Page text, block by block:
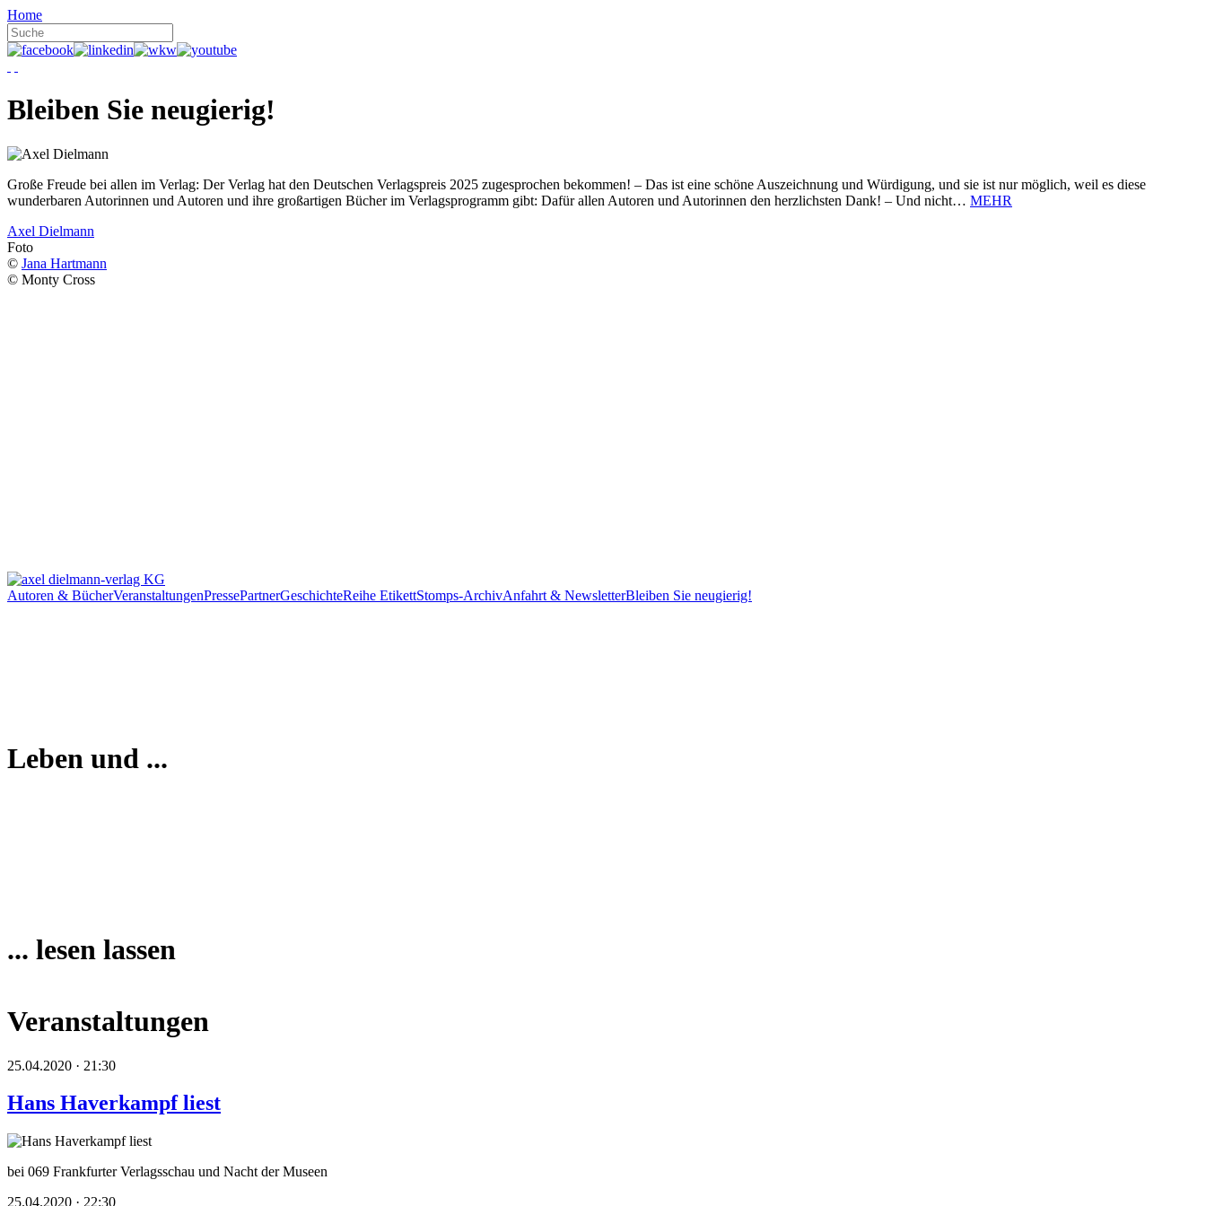
Home
Bleiben Sie neugierig!
Große Freude bei allen im Verlag: Der Verlag hat den Deutschen Verlagspreis 2025 zugesprochen bekommen! – Das ist eine schöne Auszeichnung und Würdigung, und sie ist nur möglich, weil es diese
wunderbaren Autorinnen und Autoren und ihre großartigen Bücher im Verlagsprogramm gibt: Dafür allen Autoren und Autorinnen den herzlichsten Dank! – Und nicht… MEHR
Axel Dielmann
Foto
© Jana Hartmann
© Monty Cross
Autoren & BücherVeranstaltungenPressePartnerGeschichteReihe EtikettStomps-ArchivAnfahrt & NewsletterBleiben Sie neugierig!
Leben und ...
... lesen lassen
Veranstaltungen
25.04.2020 · 21:30
Hans Haverkampf liest
bei 069 Frankfurter Verlagsschau und Nacht der Museen
25.04.2020 · 22:30